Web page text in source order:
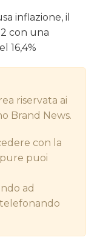
inflazione, il
con una
16,4%
riservata ai
Brand News.
con la
puoi
ad